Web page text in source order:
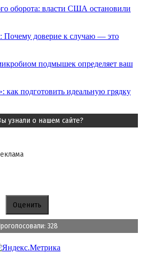
оборота: власти США остановили
Почему доверие к случаю — это
подмышек определяет ваш
как подготовить идеальную грядку
узнали о нашем сайте?
328